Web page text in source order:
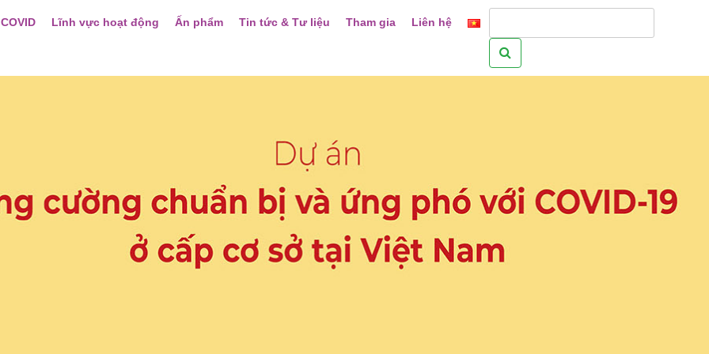
Lĩnh vực hoạt động Ấn phẩm Tin tức & Tư liệu Tham gia Liên hệ